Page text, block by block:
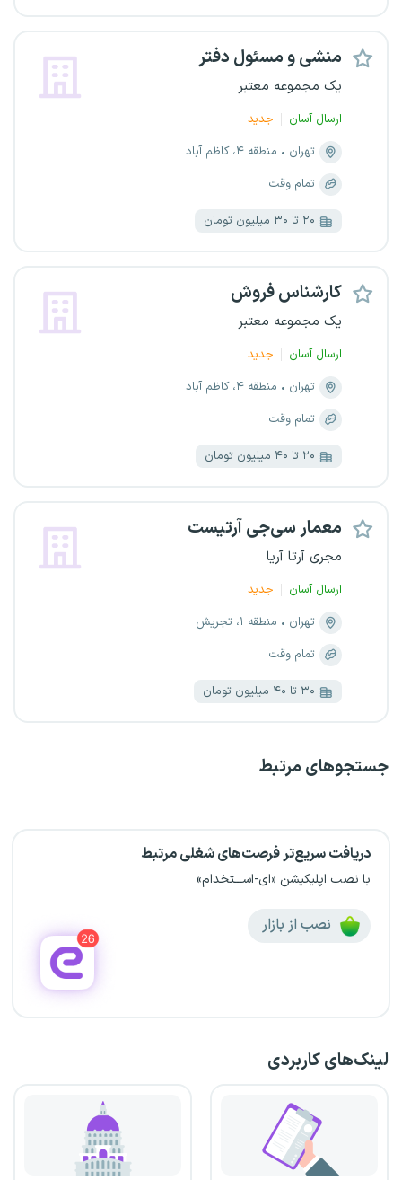
منشی و مسئول دفتر
یک مجموعه معتبر
ارسال آسان
جدید
تهران
منطقه ۴، کاظم آباد
تمام وقت
۲۰ تا ۳۰ میلیون تومان
کارشناس فروش
یک مجموعه معتبر
ارسال آسان
جدید
تهران
منطقه ۴، کاظم آباد
تمام وقت
۲۰ تا ۴۰ میلیون تومان
معمار سی‌جی آرتیست
مجری آرتا آریا
ارسال آسان
جدید
تهران
منطقه ۱، تجریش
تمام وقت
۳۰ تا ۴۰ میلیون تومان
جستجو‌های مرتبط
دریافت سریع‌تر فرصت‌های شغلی مرتبط
با نصب اپلیکیشن «ای-اســـتخدام»
نصب از بازار
لینک‌های کاربردی